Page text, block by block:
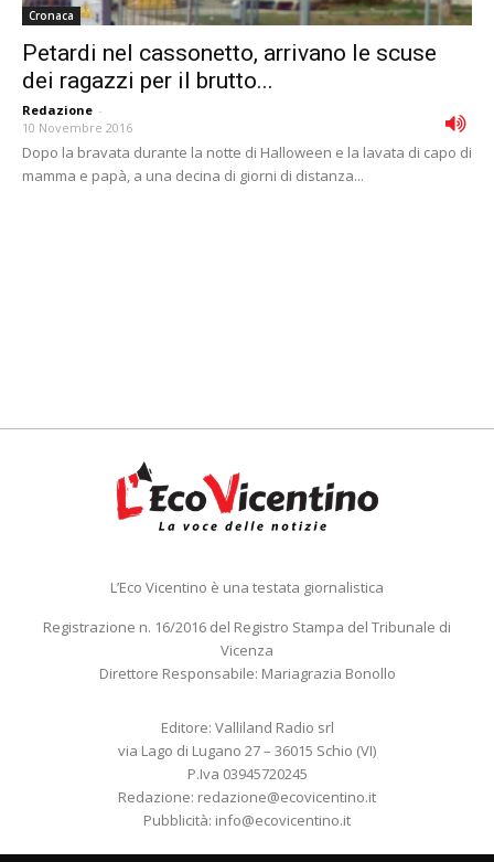
Cronaca
Petardi nel cassonetto, arrivano le scuse
dei ragazzi per il brutto...
Redazione -
10 Novembre 2016
Dopo la bravata durante la notte di Halloween e la lavata di capo di
mamma e papà, a una decina di giorni di distanza...
L’Eco Vicentino è una testata giornalistica
Registrazione n. 16/2016 del Registro Stampa del Tribunale di
Vicenza
Direttore Responsabile: Mariagrazia Bonollo
Editore: Valliland Radio srl
via Lago di Lugano 27 – 36015 Schio (VI)
P.Iva 03945720245
Redazione: redazione@ecovicentino.it
Pubblicità: info@ecovicentino.it